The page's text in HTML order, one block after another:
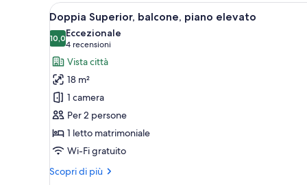
Apri
tutte
le
foto
per
Doppia
Superior,
balcone,
piano
elevato
Doppia Superior, balcone,
6
Doppia Superior, balcone, piano elevato
10,010,0 su 10
Eccezionale
4 recensioni
(4
recensioni)
Vista città
18 m²
1 camera
Per 2 persone
1 letto matrimoniale
Wi-Fi gratuito
Scopri di più
Altri